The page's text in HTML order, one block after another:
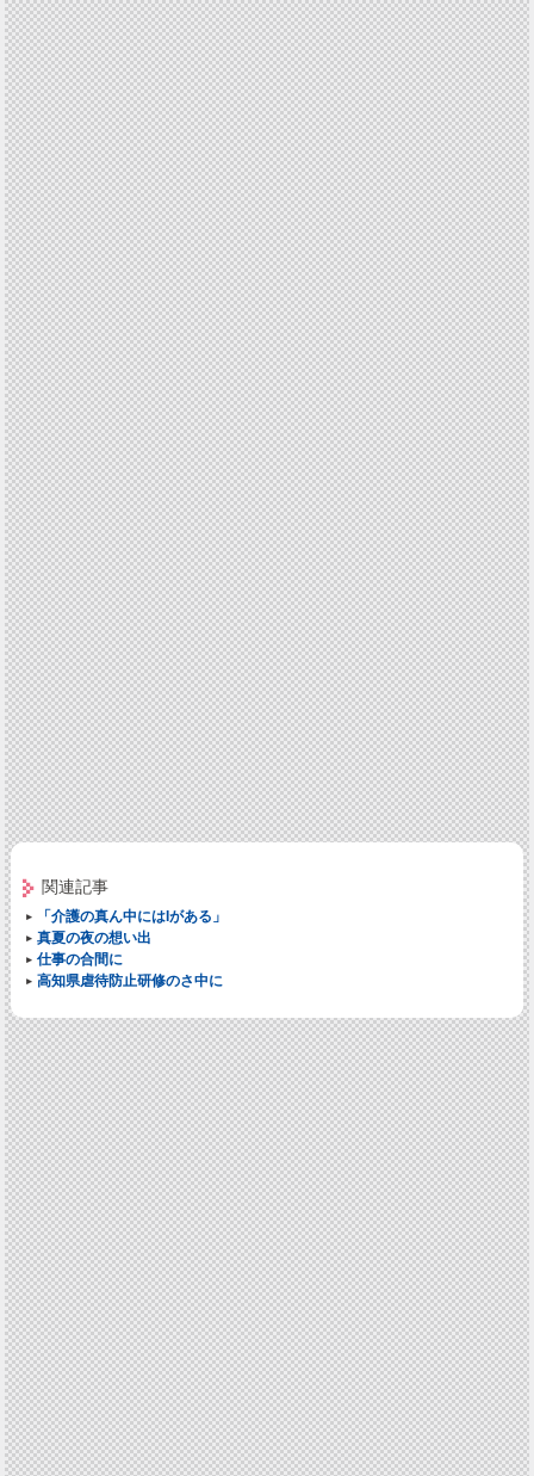
関連記事
「介護の真ん中にはIがある」
真夏の夜の想い出
仕事の合間に
高知県虐待防止研修のさ中に